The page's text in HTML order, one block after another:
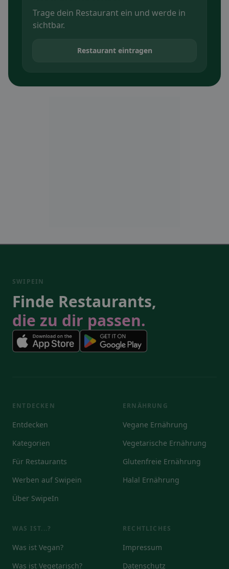
Trage dein Restaurant ein und werde in
sichtbar.
Restaurant eintragen
SWIPEIN
Finde Restaurants,
die zu dir passen.
ENTDECKEN
Entdecken
Kategorien
Für Restaurants
Werben auf Swipein
Über SwipeIn
ERNÄHRUNG
Vegane Ernährung
Vegetarische Ernährung
Glutenfreie Ernährung
Halal Ernährung
WAS IST...?
Was ist Vegan?
Was ist Vegetarisch?
RECHTLICHES
Impressum
Datenschutz